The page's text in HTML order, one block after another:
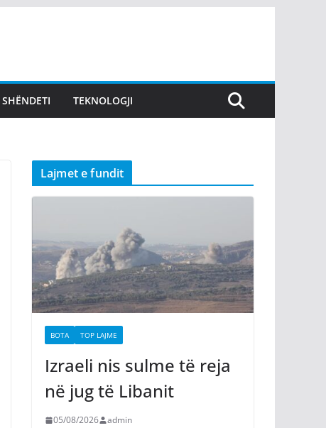
SHËNDETI TEKNOLOGJI
Lajmet e fundit
BOTA TOP LAJME
Izraeli nis sulme të reja
në jug të Libanit
05/08/2026 admin